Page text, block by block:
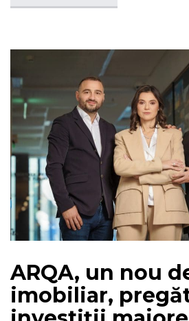
ARQA, un nou
imobiliar,